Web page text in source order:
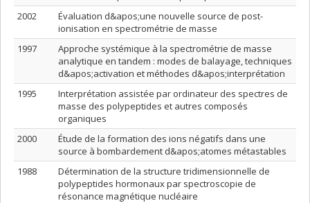
2002
Évaluation d&apos;une nouvelle source de post-
ionisation en spectrométrie de masse
1997
Approche systémique à la spectrométrie de masse
analytique en tandem : modes de balayage, techniques
d&apos;activation et méthodes d&apos;interprétation
1995
Interprétation assistée par ordinateur des spectres de
masse des polypeptides et autres composés
organiques
2000
Étude de la formation des ions négatifs dans une
source à bombardement d&apos;atomes métastables
1988
Détermination de la structure tridimensionnelle de
polypeptides hormonaux par spectroscopie de
résonance magnétique nucléaire